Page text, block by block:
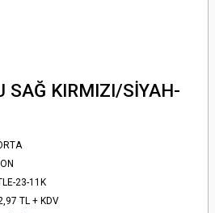
SAĞ KIRMIZI/SİYAH-
23-11K
TL + KDV